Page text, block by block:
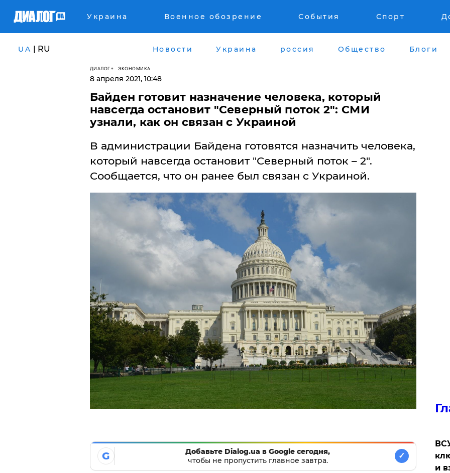
Украина Военное обозрение События Спорт
UA | RU Новости Украина россия Общество Блоги
ДИАЛОГ ЭКОНОМИКА
8 апреля 2021, 10:48
Байден готовит назначение человека, который
навсегда остановит "Северный поток 2": СМИ
узнали, как он связан с Украиной
В администрации Байдена готовятся назначить человека,
который навсегда остановит "Северный поток – 2".
Сообщается, что он ранее был связан с Украиной.
G
Добавьте Dialog.ua в Google сегодня,
чтобы не пропустить главное завтра.
✓
и